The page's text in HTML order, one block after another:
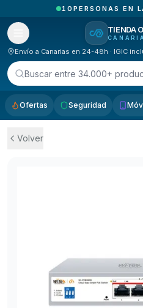
¡HOY NO
TIENDA
Envío a Canarias en 24-48h · IGIC
Buscar entre 34.000+
Ofertas Seguridad
Volver